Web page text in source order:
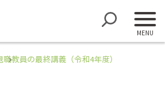
職教員の最終講義（令和4年度）